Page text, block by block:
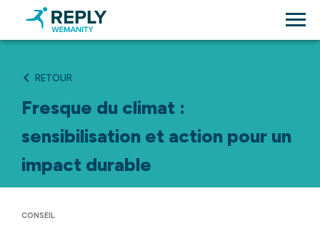
RETOUR
Fresque du climat :
sensibilisation et action pour un
impact durable
CONSEIL